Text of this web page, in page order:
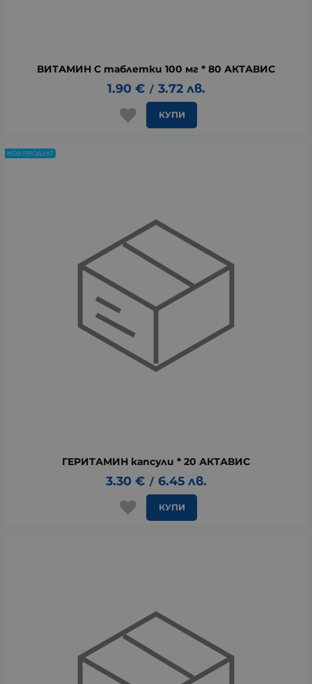
ВИТАМИН С таблетки 100 мг * 80 АКТАВИС
1.90 € / 3.72 лв.
КУПИ
ГЕРИТАМИН капсули * 20 АКТАВИС
3.30 € / 6.45 лв.
КУПИ
НОВ ПРОДУКТ